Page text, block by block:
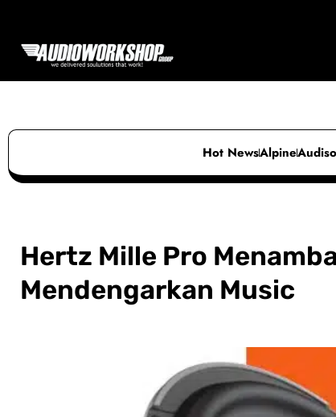
content
Hot NewsAlpine
Hertz Mille Pro
Mendengarkan Music